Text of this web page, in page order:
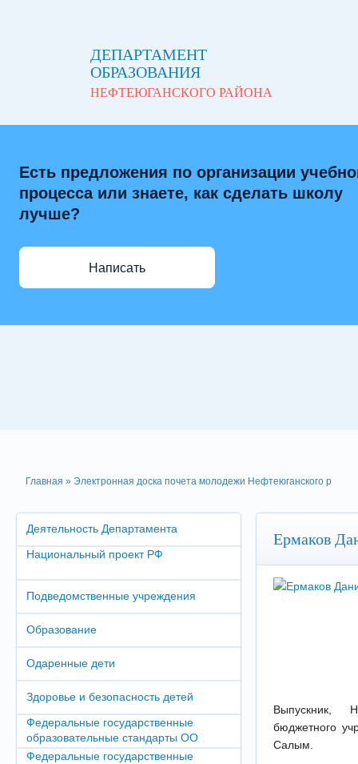
ДЕПАРТАМЕНТ
ОБРАЗОВАНИЯ
НЕФТЕЮГАНСКОГО РАЙОНА
Есть предложения по организации
процесса или знаете, как сделать школу
лучше?
Написать
Деятельность Департамента
Национальный проект РФ
Подведомственные учреждения
Образование
Одаренные дети
Здоровье и безопасность детей
Федеральные государственные
образовательные стандарты ОО
Федеральные государственные
Главная » Электронная доска почета молодежи Нефтеюганского р
Ермаков
Выпускник,
бюджетного
Салым.